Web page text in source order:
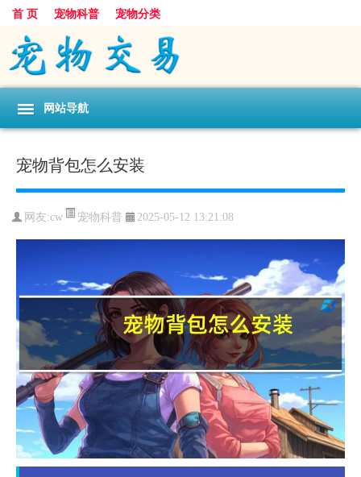
首 页 宠物科普 宠物分类
网站导航
宠物背包怎么安装
网友:cw 宠物科普 2025-05-12 13:21:08